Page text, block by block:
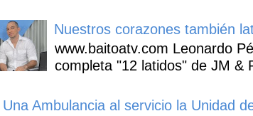
Nuestros corazones también
www.baitoatv.com Leonardo
completa "12 latidos" de JM &
Una Ambulancia al servicio la Unidad